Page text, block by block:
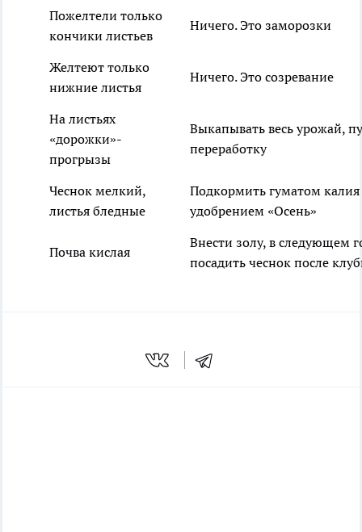
Пожелтели только
кончики листьев
Ничего. Это заморозки
Желтеют только
нижние листья
Ничего. Это созревание
На листьях
«дорожки»-
прогрызы
Выкапывать весь урожай,
переработку
Чеснок мелкий,
листья бледные
Подкормить гуматом калия
удобрением «Осень»
Почва кислая
Внести золу, в следующем
посадить чеснок после